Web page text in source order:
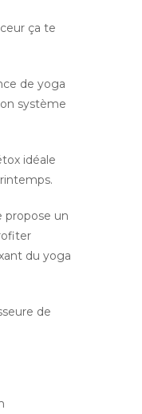
ça te
de yoga
système
idéale
propose un
du yoga
de